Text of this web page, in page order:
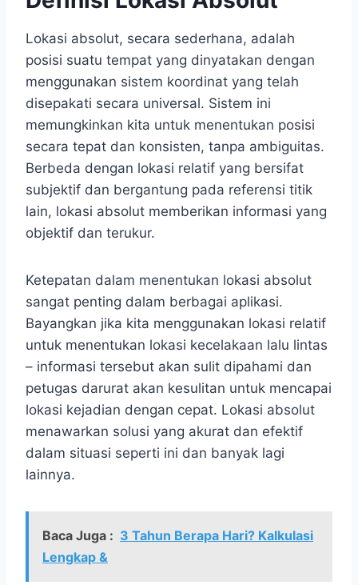
Lokasi absolut, secara sederhana, adalah
posisi suatu tempat yang dinyatakan dengan
menggunakan sistem koordinat yang telah
disepakati secara universal. Sistem ini
memungkinkan kita untuk menentukan posisi
secara tepat dan konsisten, tanpa ambiguitas.
Berbeda dengan lokasi relatif yang bersifat
subjektif dan bergantung pada referensi titik
lain, lokasi absolut memberikan informasi yang
objektif dan terukur.
Ketepatan dalam menentukan lokasi absolut
sangat penting dalam berbagai aplikasi.
Bayangkan jika kita menggunakan lokasi relatif
untuk menentukan lokasi kecelakaan lalu lintas
– informasi tersebut akan sulit dipahami dan
petugas darurat akan kesulitan untuk mencapai
lokasi kejadian dengan cepat. Lokasi absolut
menawarkan solusi yang akurat dan efektif
dalam situasi seperti ini dan banyak lagi
lainnya.
Baca Juga : 3 Tahun Berapa Hari? Kalkulasi
Lengkap &